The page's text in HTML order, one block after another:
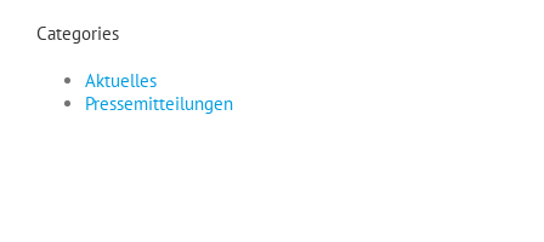
Categories
Aktuelles
Pressemitteilungen